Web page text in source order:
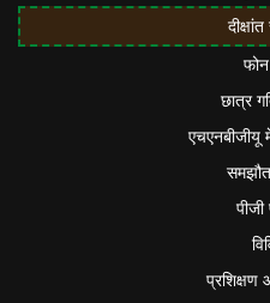
छात्र
एचएनबीजीयू
पीजी
प्रशिक्षण